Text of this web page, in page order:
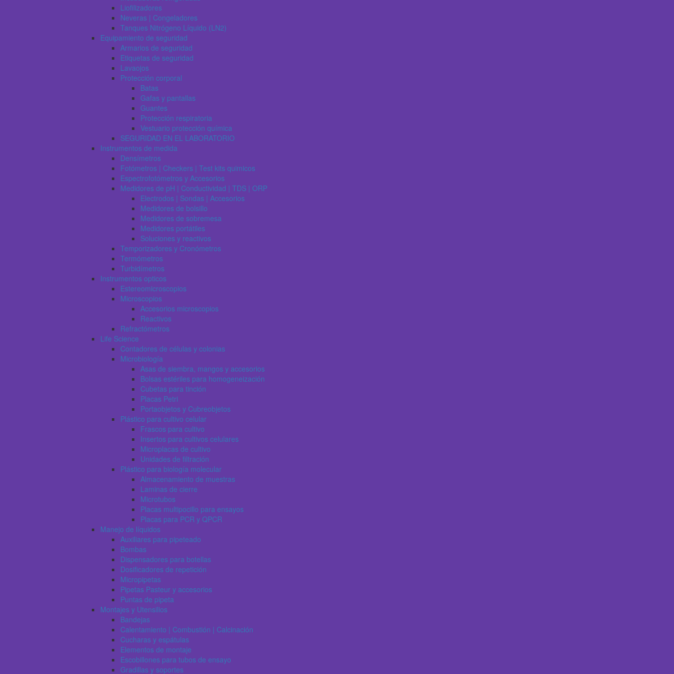
Liofilizadores
Neveras | Congeladores
Tanques Nitrógeno Líquido (LN2)
Equipamiento de seguridad
Armarios de seguridad
Etiquetas de seguridad
Lavaojos
Protección corporal
Batas
Gafas y pantallas
Guantes
Protección respiratoria
Vestuario protección química
SEGURIDAD EN EL LABORATORIO
Instrumentos de medida
Densímetros
Fotómetros | Checkers | Test kits quimicos
Espectrofotómetros y Accesorios
Medidores de pH | Conductividad | TDS | ORP
Electrodos | Sondas | Accesorios
Medidores de bolsillo
Medidores de sobremesa
Medidores portátiles
Soluciones y reactivos
Temporizadores y Cronómetros
Termómetros
Turbidímetros
Instrumentos opticos
Estereomicroscopios
Microscopios
Accesorios microscopios
Reactivos
Refractómetros
Life Science
Contadores de células y colonias
Microbiología
Asas de siembra, mangos y accesorios
Bolsas estériles para homogeneización
Cubetas para tinción
Placas Petri
Portaobjetos y Cubreobjetos
Plástico para cultivo celular
Frascos para cultivo
Insertos para cultivos celulares
Microplacas de cultivo
Unidades de filtración
Plástico para biología molecular
Almacenamiento de muestras
Laminas de cierre
Microtubos
Placas multipocillo para ensayos
Placas para PCR y QPCR
Manejo de líquidos
Auxiliares para pipeteado
Bombas
Dispensadores para botellas
Dosificadores de repetición
Micropipetas
Pipetas Pasteur y accesorios
Puntas de pipeta
Montajes y Utensilios
Bandejas
Calentamiento | Combustión | Calcinación
Cucharas y espátulas
Elementos de montaje
Escobillones para tubos de ensayo
Gradillas y soportes